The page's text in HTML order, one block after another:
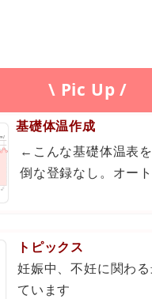
\ Pic Up /
基礎体温作成
←こんな基礎体温表
倒な登録なし。オー
トピックス
妊娠中、不妊に関わ
ています